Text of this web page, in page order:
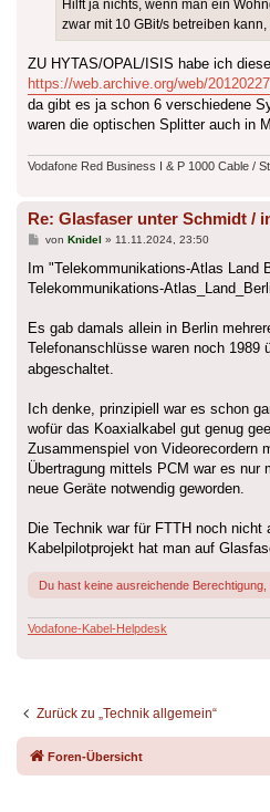
Hilft ja nichts, wenn man ein
zwar mit 10 GBit/s betreiben
ZU HYTAS/OPAL/ISIS habe ich
https://web.archive.org/web/
da gibt es ja schon 6 verschiedene
waren die optischen Splitter auch in
Vodafone Red Business I & P 1000 Cable /
Re: Glasfaser unter Schmidt /
Beitrag
von Knidel » 11.11.2024, 23:50
Im "Telekommunikations-Atlas Land
Telekommunikations-
Es gab damals allein in Berlin
Telefonanschlüsse waren noch 1989
abgeschaltet.
Ich denke, prinzipiell war es schon
wofür das Koaxialkabel gut genug
Zusammenspiel von Videorecordern
Übertragung mittels PCM war es nur
neue Geräte notwendig geworden.
Die Technik war für FTTH noch
Kabelpilotprojekt hat man auf
Du hast keine ausreichende
Vodafone-Kabel-Helpdesk
Zurück zu „Technik allgemein“
Foren-Übersicht